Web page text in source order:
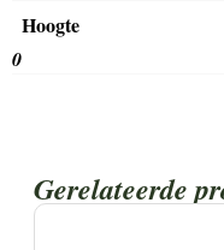
Hoogte
0
Gerelateerde